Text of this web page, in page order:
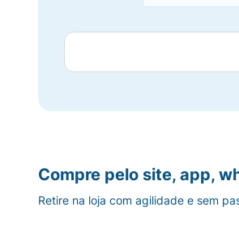
Compre pelo site, app,
Retire na loja com agilidade e sem